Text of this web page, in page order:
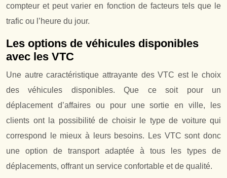
compteur et peut varier en fonction de facteurs tels que le
trafic ou l’heure du jour.
Les options de véhicules disponibles
avec les VTC
Une autre caractéristique attrayante des VTC est le choix
des véhicules disponibles. Que ce soit pour un
déplacement d’affaires ou pour une sortie en ville, les
clients ont la possibilité de choisir le type de voiture qui
correspond le mieux à leurs besoins. Les VTC sont donc
une option de transport adaptée à tous les types de
déplacements, offrant un service confortable et de qualité.